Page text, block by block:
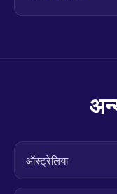
ऑस्ट्रेलिया